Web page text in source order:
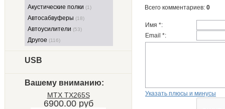
Акустические полки (1)
Автосабвуферы (18)
Автоусилители (53)
Другое (116)
USB
Вашему вниманию:
MTX TX265S
6900.00 руб
Всего комментариев: 0
Имя *:
Email *:
Указать плюсы и минусы